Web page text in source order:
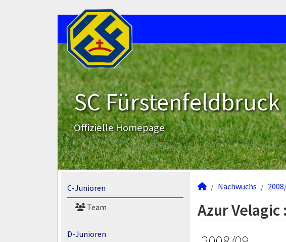
SC Fürstenfeldbruck
Offizielle Homepage
C-Junioren
Team
D-Junioren
Nachwuchs
Azur